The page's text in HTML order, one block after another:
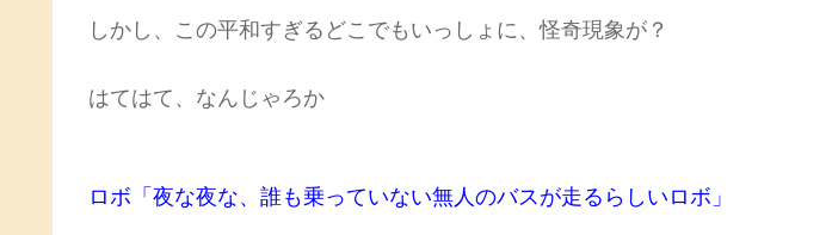
しかし、この平和すぎるどこでもいっしょに、怪奇現象が？
はてはて、なんじゃろか
ロボ「夜な夜な、誰も乗っていない無人のバスが走るらしいロボ」